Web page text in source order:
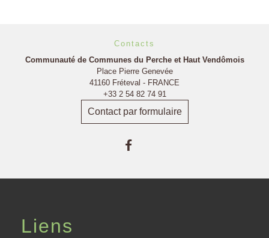
Contacts
Communauté de Communes du Perche et Haut Vendômois
Place Pierre Genevée
41160 Fréteval - FRANCE
+33 2 54 82 74 91
Contact par formulaire
Liens